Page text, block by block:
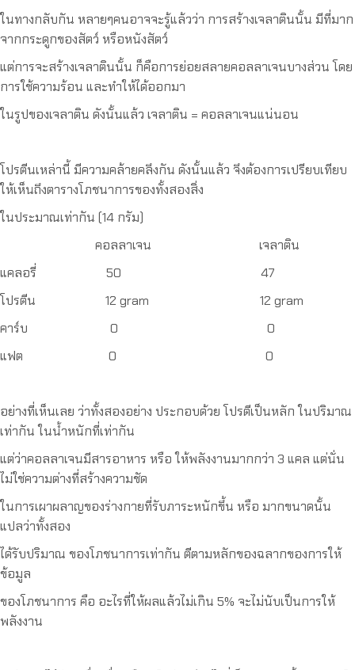
ในทางกลับกัน หลายๆคนอาจจะรู้แล้วว่า การสร้างเจลาตินนั้น มีที่มาก
จากกระดูกของสัตว์ หรือหนังสัตว์
แต่การจะสร้างเจลาตินนั้น ก็คือการย่อยสลายคอลลาเจนบางส่วน โดย
การใช้ความร้อน และทำให้ได้ออกมา
ในรูปของเจลาติน ดังนั้นแล้ว เจลาติน = คอลลาเจนแน่นอน
โปรตีนเหล่านี้ มีความคล้ายคลึงกัน ดังนั้นแล้ว จึงต้องการเปรียบเทียบ
ให้เห็นถึงตารางโภชนาการของทั้งสองสิ่ง
ในประมาณเท่ากัน (14 กรัม)
คอลลาเจน เจลาติน
แคลอรี่ 50 47
โปรตีน 12 gram 12 gram
คาร์บ 0 0
แฟต 0 0
อย่างที่เห็นเลย ว่าทั้งสองอย่าง ประกอบด้วย โปรตีเป็นหลัก ในปริมาณ
เท่ากัน ในน้ำหนักที่เท่ากัน
แต่ว่าคอลลาเจนมีสารอาหาร หรือ ให้พลังงานมากกว่า 3 แคล แต่นั่น
ไม่ใช่ความต่างที่สร้างความชัด
ในการเผาผลาญของร่างกายที่รับภาระหนักขึ้น หรือ มากขนาดนั้น
แปลว่าทั้งสอง
ได้รับปริมาณ ของโภชนาการเท่ากัน ตีตามหลักของฉลากของการให้
ข้อมูล
ของโภชนาการ คือ อะไรที่ให้ผลแล้วไม่เกิน 5% จะไม่นับเป็นการให้
พลังงาน